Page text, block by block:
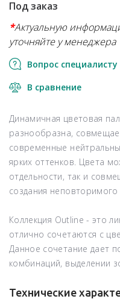
Под заказ
*Актуальную
уточняйте у менеджера
Вопрос специалисту
В сравнение
Динамичная цветовая
разнообразна,
современные
ярких оттенков. Цвета
отдельности, так и
создания неповторимого
Коллекция Outline - это
отлично сочетаются с
Данное сочетание дает
комбинаций, выделении
Технические